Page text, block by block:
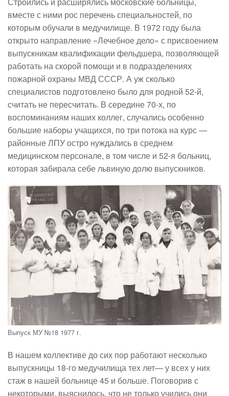
вместе с ними рос перечень специальностей, по
которым обучали в медучилище. В 1972 году была
открыто направление «Лечебное дело» с присвоением
выпускникам квалификации фельдшера, позволяющей
работать на скорой помощи и в подразделениях
пожарной охраны МВД СССР. А уж сколько
специалистов подготовлено было для родной 52-й,
считать не пересчитать. В середине 70-х, по
воспоминаниям наших коллег, случались особенно
большие наборы учащихся, по три потока на курс —
районные ЛПУ остро нуждались в среднем
медицинском персонале, в том числе и 52-я больниц,
которая забирала себе львиную долю выпускников.
Выпуск МУ №18 1977 г.
В нашем коллективе до сих пор работают несколько
выпускницы 18-го медучилища тех лет— у всех у них
стаж в нашей больнице 45 и больше. Поговорив с
некоторыми, выяснилось, что не только учились они